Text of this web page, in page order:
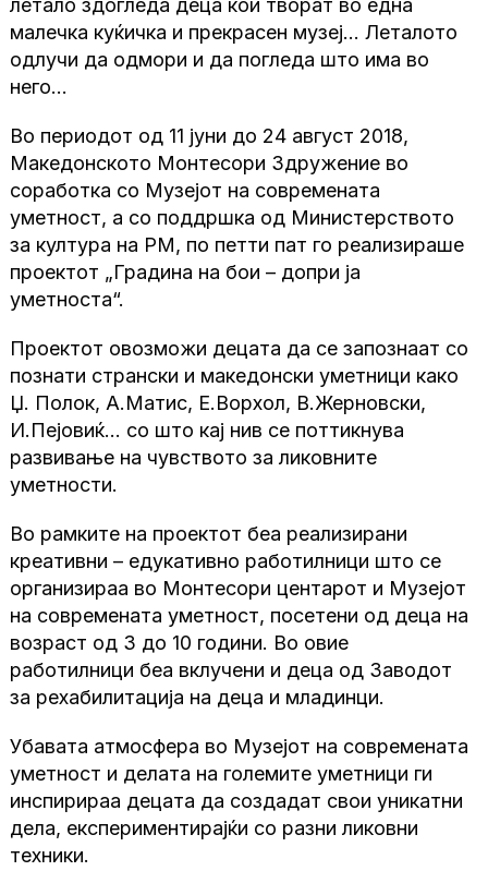
летало здогледа деца кои творат во една
малечка куќичка и прекрасен музеј… Леталото
одлучи да одмори и да погледа што има во
него…
Во периодот од 11 јуни до 24 август 2018,
Македонското Монтесори Здружение во
соработка со Музејот на современата
уметност, а со поддршка од Министерството
за култура на РМ, по петти пат го реализираше
проектот „Градина на бои – допри ја
уметноста“.
Проектот овозможи децата да се запознаат со
познати странски и македонски уметници како
Џ. Полок, А.Матис, Е.Ворхол, В.Жерновски,
И.Пејовиќ… со што кај нив се поттикнува
развивање на чувството за ликовните
уметности.
Во рамките на проектот беа реализирани
креативни – едукативно работилници што се
организираа во Монтесори центарот и Музејот
на современата уметност, посетени од деца на
возраст од 3 до 10 години. Во овие
работилници беа вклучени и деца од Заводот
за рехабилитација на деца и младинци.
Убавата атмосфера во Музејот на современата
уметност и делата на големите уметници ги
инспирираа децата да создадат свои уникатни
дела, експериментирајќи со разни ликовни
техники.